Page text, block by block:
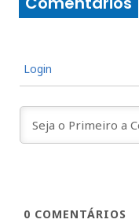
Login
0 COMENTÁRIOS